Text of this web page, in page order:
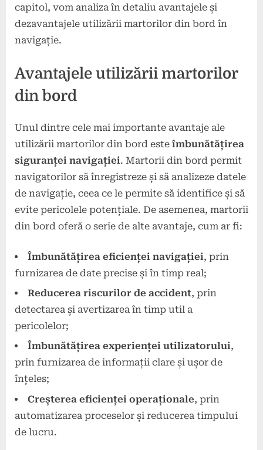
capitol, vom analiza în detaliu avantajele și
dezavantajele utilizării martorilor din bord în
navigație.
Avantajele utilizării martorilor
din bord
Unul dintre cele mai importante avantaje ale
utilizării martorilor din bord este îmbunătățirea
siguranței navigației. Martorii din bord permit
navigatorilor să înregistreze și să analizeze datele
de navigație, ceea ce le permite să identifice și să
evite pericolele potențiale. De asemenea, martorii
din bord oferă o serie de alte avantaje, cum ar fi:
Îmbunătățirea eficienței navigației, prin
furnizarea de date precise și în timp real;
Reducerea riscurilor de accident, prin
detectarea și avertizarea în timp util a
pericolelor;
Îmbunătățirea experienței utilizatorului,
prin furnizarea de informații clare și ușor de
înțeles;
Creșterea eficienței operaționale, prin
automatizarea proceselor și reducerea timpului
de lucru.